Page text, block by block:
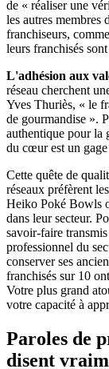
de « réaliser une
les autres membres
franchiseurs,
leurs franchisés
L'adhésion aux
réseau cherchent
Yves Thuriès, « le
de gourmandise ».
authentique pour la
du cœur est un
Cette quête de
réseaux préfèrent
Heiko Poké Bowls
dans leur secteur.
savoir-faire
professionnel du
conserver ses
franchisés sur 10
Votre plus grand
votre capacité à
Paroles de
disent